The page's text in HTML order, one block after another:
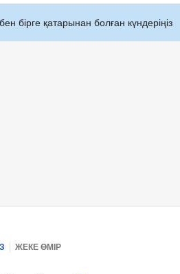
бірге қатарынан болған күндеріңіз
ЖЕКЕ ӨМІР